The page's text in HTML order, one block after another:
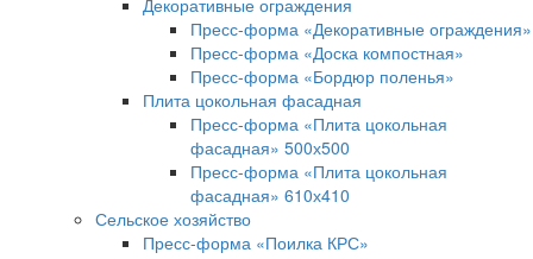
Пресс-форма «Декоративные ограждения»
Пресс-форма «Доска компостная»
Пресс-форма «Бордюр поленья»
Плита цокольная фасадная
Пресс-форма «Плита цокольная
фасадная» 500х500
Пресс-форма «Плита цокольная
фасадная» 610х410
Сельское хозяйство
Пресс-форма «Поилка КРС»